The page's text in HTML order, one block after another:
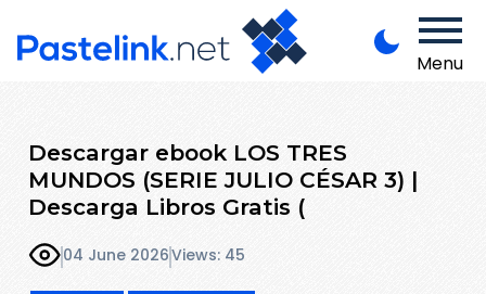
Menu
Descargar ebook LOS TRES
MUNDOS (SERIE JULIO CÉSAR 3) |
Descarga Libros Gratis (
04 June 2026Views: 45